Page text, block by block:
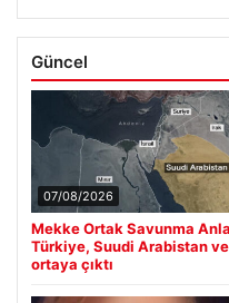
Güncel
07/08/2026
Mekke Ortak Savunma
Türkiye, Suudi Arabistan
ortaya çıktı